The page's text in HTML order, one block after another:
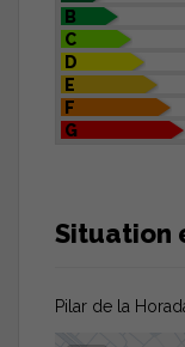
B
C
D
E
F
G
Situation
Pilar de la